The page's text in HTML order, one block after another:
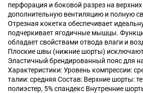
перфорация и боковой разрез на
дополнительную вентиляцию и полную
Отрезная кокетка обеспечивает
подчеркивает ягодичные мышцы.
обладает свойствами отвода влаги и
Плоские швы (нижние шорты)
Эластичный брендированный пояс для
Характеристики: Уровень компрессии:
талии: средняя Состав: Верхние шорты:
полиэстер, 5% спандекс Внутренние